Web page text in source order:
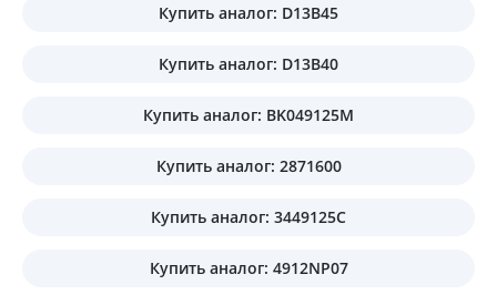
Купить аналог: D13B45
Купить аналог: D13B40
Купить аналог: BK049125M
Купить аналог: 2871600
Купить аналог: 3449125C
Купить аналог: 4912NP07